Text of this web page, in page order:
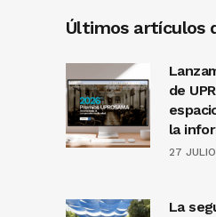
Últimos artículos
de
la
27
La